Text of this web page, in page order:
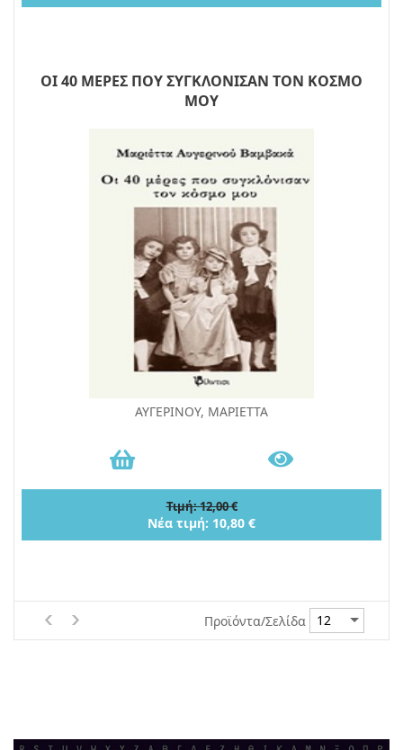
ΟΙ 40 ΜΕΡΕΣ ΠΟΥ ΣΥΓΚΛΟΝΙΣΑΝ ΤΟΝ ΚΟΣΜΟ
ΜΟΥ
ΑΥΓΕΡΙΝΟΥ, ΜΑΡΙΕΤΤΑ
Τιμή: 12,00 €
Νέα τιμή: 10,80 €
Προϊόντα/Σελίδα